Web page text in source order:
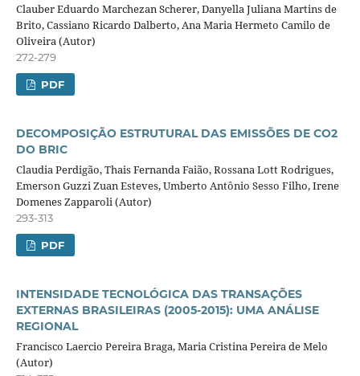
Clauber Eduardo Marchezan Scherer, Danyella Juliana Martins de
Brito, Cassiano Ricardo Dalberto, Ana Maria Hermeto Camilo de
Oliveira (Autor)
272-279
PDF
DECOMPOSIÇÃO ESTRUTURAL DAS EMISSÕES DE CO2
DO BRIC
Claudia Perdigão, Thais Fernanda Faião, Rossana Lott Rodrigues,
Emerson Guzzi Zuan Esteves, Umberto Antônio Sesso Filho, Irene
Domenes Zapparoli (Autor)
293-313
PDF
INTENSIDADE TECNOLÓGICA DAS TRANSAÇÕES
EXTERNAS BRASILEIRAS (2005-2015): UMA ANÁLISE
REGIONAL
Francisco Laercio Pereira Braga, Maria Cristina Pereira de Melo
(Autor)